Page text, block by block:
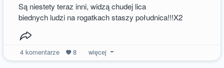
Są niestety teraz inni, widzą chudej lica
biednych ludzi na rogatkach staszy południca!!!X2
4komentarze 8 więcej